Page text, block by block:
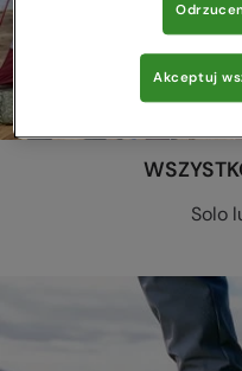
Solo
Akceptuj